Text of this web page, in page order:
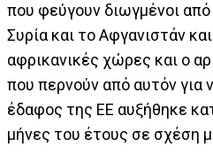
που φεύγουν διωγμένοι
Συρία και το Αφγανιστάν
αφρικανικές χώρες και ο
που περνούν από αυτόν για
έδαφος της ΕΕ αυξήθηκε
μήνες του έτους σε σχέση